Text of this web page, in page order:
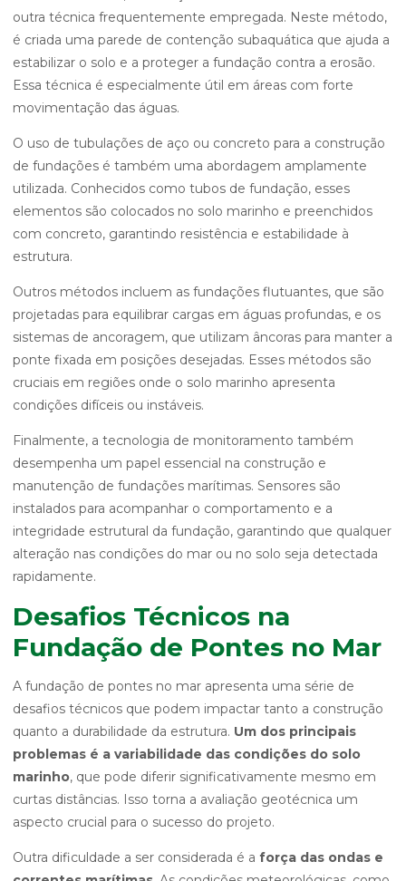
outra técnica frequentemente empregada. Neste método,
é criada uma parede de contenção subaquática que ajuda a
estabilizar o solo e a proteger a fundação contra a erosão.
Essa técnica é especialmente útil em áreas com forte
movimentação das águas.
O uso de tubulações de aço ou concreto para a construção
de fundações é também uma abordagem amplamente
utilizada. Conhecidos como tubos de fundação, esses
elementos são colocados no solo marinho e preenchidos
com concreto, garantindo resistência e estabilidade à
estrutura.
Outros métodos incluem as fundações flutuantes, que são
projetadas para equilibrar cargas em águas profundas, e os
sistemas de ancoragem, que utilizam âncoras para manter a
ponte fixada em posições desejadas. Esses métodos são
cruciais em regiões onde o solo marinho apresenta
condições difíceis ou instáveis.
Finalmente, a tecnologia de monitoramento também
desempenha um papel essencial na construção e
manutenção de fundações marítimas. Sensores são
instalados para acompanhar o comportamento e a
integridade estrutural da fundação, garantindo que qualquer
alteração nas condições do mar ou no solo seja detectada
rapidamente.
Desafios Técnicos na
Fundação de Pontes no Mar
A fundação de pontes no mar apresenta uma série de
desafios técnicos que podem impactar tanto a construção
quanto a durabilidade da estrutura. Um dos principais
problemas é a variabilidade das condições do solo
marinho, que pode diferir significativamente mesmo em
curtas distâncias. Isso torna a avaliação geotécnica um
aspecto crucial para o sucesso do projeto.
Outra dificuldade a ser considerada é a força das ondas e